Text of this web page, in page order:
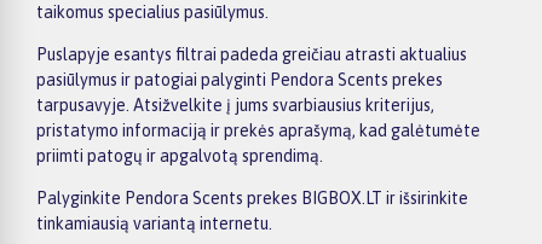
taikomus specialius pasiūlymus.
Puslapyje esantys filtrai padeda greičiau atrasti aktualius
pasiūlymus ir patogiai palyginti Pendora Scents prekes
tarpusavyje. Atsižvelkite į jums svarbiausius kriterijus,
pristatymo informaciją ir prekės aprašymą, kad galėtumėte
priimti patogų ir apgalvotą sprendimą.
Palyginkite Pendora Scents prekes BIGBOX.LT ir išsirinkite
tinkamiausią variantą internetu.